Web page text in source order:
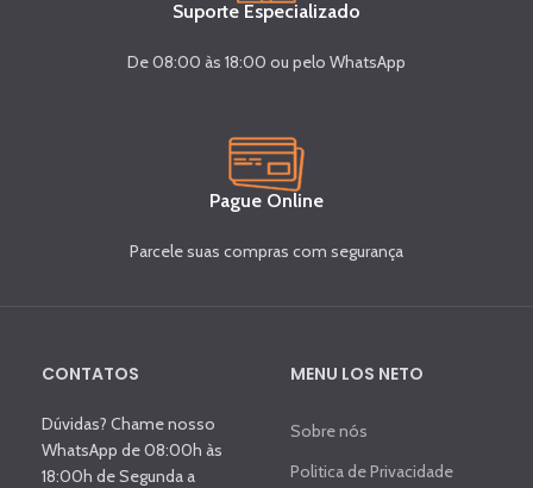
Suporte Especializado
De 08:00 às 18:00 ou pelo WhatsApp
Pague Online
Parcele suas compras com segurança
CONTATOS
Dúvidas? Chame nosso
WhatsApp de 08:00h às
18:00h de Segunda a
MENU LOS NETO
Sobre nós
Politica de Privacidade